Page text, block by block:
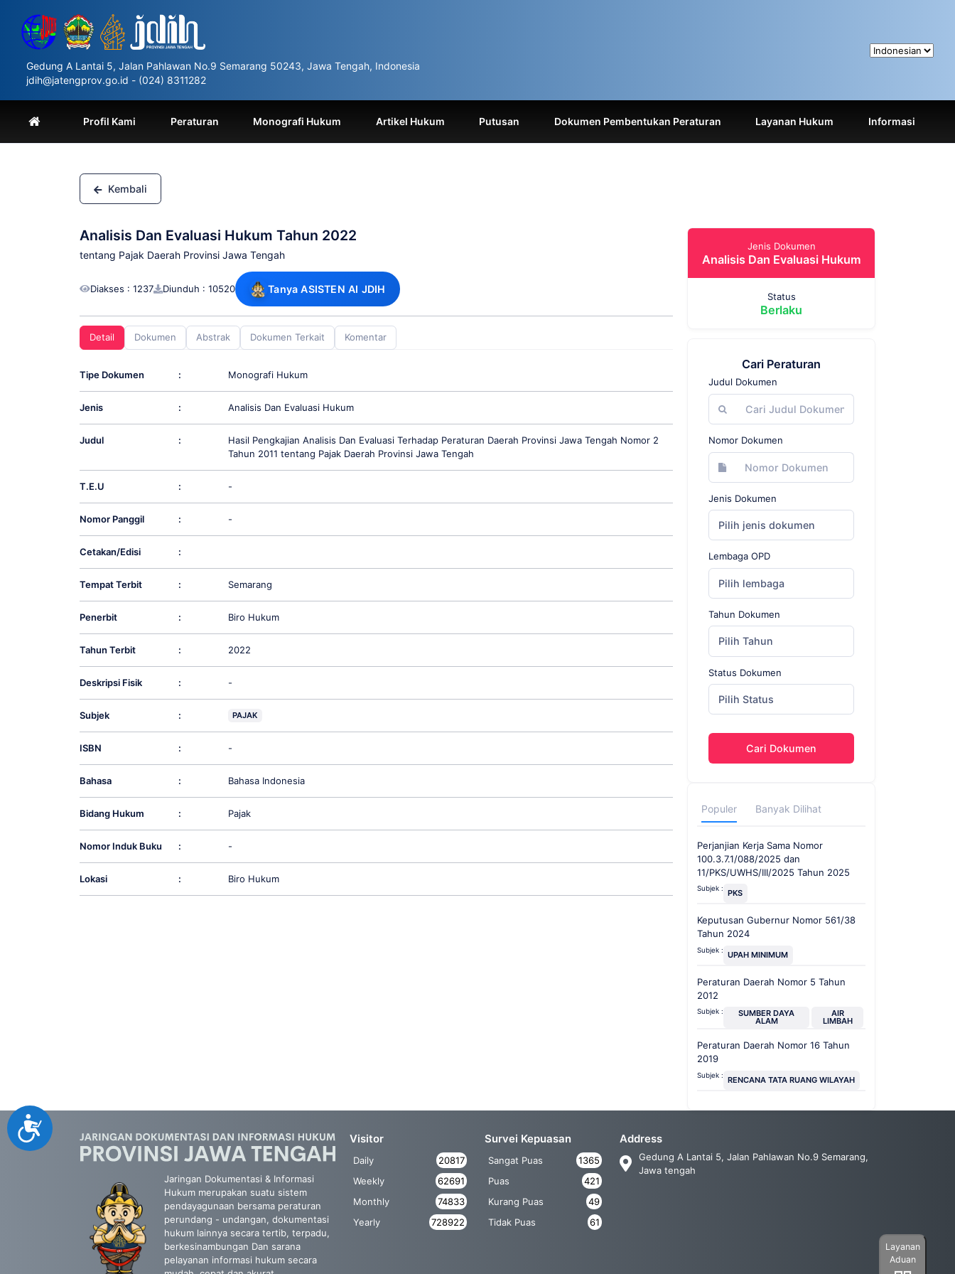
website
includes
accessibility
system.
Control-
F11
Accessibility
Gedung A Lantai 5, Jalan Pahlawan No.9 Semarang 50243, Jawa Tengah, Indonesia
jdih@jatengprov.go.id - (024) 8311282
Profil Kami Peraturan Monografi Hukum Artikel Hukum Putusan Dokumen Pembentukan Peraturan Layanan Hukum Informasi
Kembali
Analisis Dan Evaluasi Hukum Tahun 2022
tentang Pajak Daerah Provinsi Jawa Tengah
Diakses : 1237 Diunduh : 10520 Tanya ASISTEN AI JDIH
Detail Dokumen Abstrak Dokumen Terkait Komentar
Tipe Dokumen : Monografi Hukum
Jenis : Analisis Dan Evaluasi Hukum
Judul :
Hasil Pengkajian Analisis Dan Evaluasi Terhadap Peraturan Daerah Provinsi Jawa Tengah Nomor 2
Tahun 2011 tentang Pajak Daerah Provinsi Jawa Tengah
T.E.U : -
Nomor Panggil : -
Cetakan/Edisi :
Tempat Terbit : Semarang
Penerbit : Biro Hukum
Tahun Terbit : 2022
Deskripsi Fisik : -
Subjek : PAJAK
ISBN : -
Bahasa : Bahasa Indonesia
Bidang Hukum : Pajak
Nomor Induk Buku : -
Lokasi : Biro Hukum
Jenis Dokumen
Analisis Dan Evaluasi Hukum
Status
Berlaku
Cari Peraturan
Judul Dokumen
Nomor Dokumen
Jenis Dokumen
Pilih jenis dokumen
Lembaga OPD
Pilih lembaga
Tahun Dokumen
Pilih Tahun
Status Dokumen
Pilih Status
Cari Dokumen
Populer Banyak Dilihat
Perjanjian Kerja Sama Nomor
100.3.7.1/088/2025 dan
11/PKS/UWHS/III/2025 Tahun 2025
Subjek : PKS
Keputusan Gubernur Nomor 561/38
Tahun 2024
Subjek : UPAH MINIMUM
Peraturan Daerah Nomor 5 Tahun
2012
Subjek : SUMBER DAYA
ALAM
AIR
LIMBAH
Peraturan Daerah Nomor 16 Tahun
2019
Subjek : RENCANA TATA RUANG WILAYAH
Jaringan Dokumentasi & Informasi
Hukum merupakan suatu sistem
pendayagunaan bersama peraturan
perundang - undangan, dokumentasi
hukum lainnya secara tertib, terpadu,
berkesinambungan Dan sarana
pelayanan informasi hukum secara
Visitor
Daily
20817
Weekly
62691
Monthly
74833
Yearly
728922
Survei Kepuasan
Sangat Puas
1365
Puas
421
Kurang Puas
49
Tidak Puas
61
Address
Gedung A Lantai 5, Jalan Pahlawan No.9 Semarang,
Jawa tengah
Layanan
Aduan